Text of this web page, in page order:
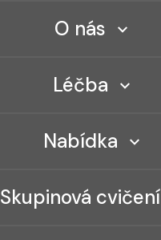
O nás
Léčba
Nabídka
Skupinová cvičení